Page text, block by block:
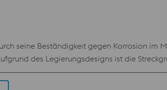
seine Beständigkeit gegen Korrosion im
des Legierungsdesigns ist die
so dass der Stahl auch nach der
Anwendung als Rumpf und Struktur für U-